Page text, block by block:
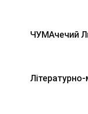
ЧУМАчечий